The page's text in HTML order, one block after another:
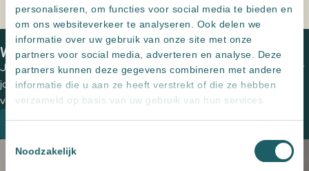
personaliseren, om functies voor social media te bieden en
om ons websiteverkeer te analyseren. Ook delen we
informatie over uw gebruik van onze site met onze
partners voor social media, adverteren en analyse. Deze
partners kunnen deze gegevens combineren met andere
informatie die u aan ze heeft verstrekt of die ze hebben
verzameld op basis van uw gebruik van hun services.
Toestemmingsselectie
Noodzakelijk
Home Producten Patioblok Antraciet
We zien je graag in een van onze showrooms
Jouw wensen op papier zetten en de perfecte tegels uitzoeken voor
jouw (buiten)ruimte? Plan een vrijblijvende kennismaking met een
van onze adviseurs om de mogelijkheden te bespreken.
Plan een kennismaking